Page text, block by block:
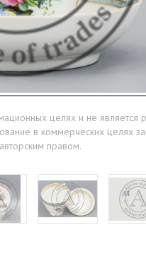
целях и не является
в коммерческих целях
правом.